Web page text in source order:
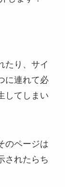
たり、サイ
に連れて必
してしまい
のページは
されたらち